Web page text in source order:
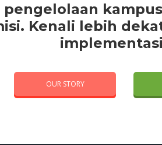
Kenali lebih
OUR STORY